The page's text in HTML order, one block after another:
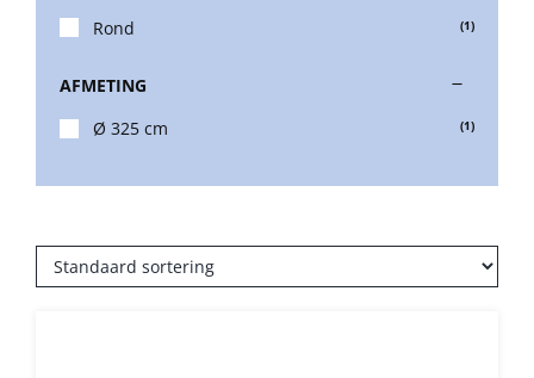
Muurparasols
Snel leverbaar
Parasolvoeten
Rond
(1)
AFMETING
Ø 325 cm
(1)